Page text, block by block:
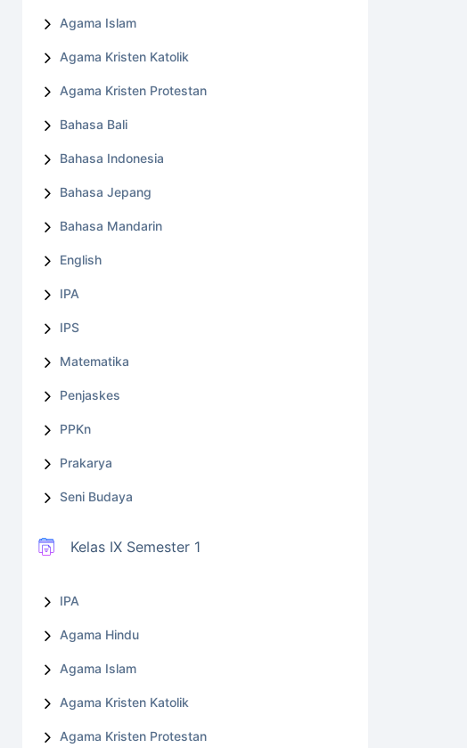
Agama Islam
Agama Kristen Katolik
Agama Kristen Protestan
Bahasa Bali
Bahasa Indonesia
Bahasa Jepang
Bahasa Mandarin
English
IPA
IPS
Matematika
Penjaskes
PPKn
Prakarya
Seni Budaya
Kelas IX Semester 1
IPA
Agama Hindu
Agama Islam
Agama Kristen Katolik
Agama Kristen Protestan